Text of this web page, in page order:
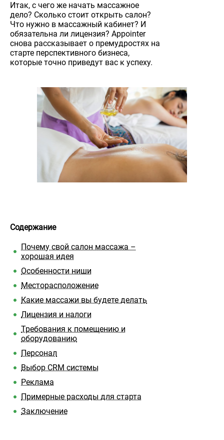
Итак, с чего же начать массажное
дело? Сколько стоит открыть салон?
Что нужно в массажный кабинет? И
обязательна ли лицензия? Appointer
снова рассказывает о премудростях на
старте перспективного бизнеса,
которые точно приведут вас к успеху.
Содержание
Почему свой салон массажа –
хорошая идея
Особенности ниши
Месторасположение
Какие массажи вы будете делать
Лицензия и налоги
Требования к помещению и
оборудованию
Персонал
Выбор CRM системы
Реклама
Примерные расходы для старта
Заключение